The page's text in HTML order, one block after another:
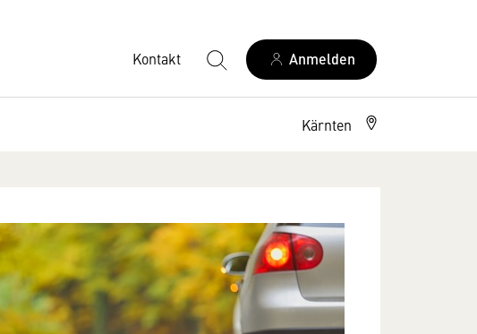
Kontakt Anmelden
Kärnten